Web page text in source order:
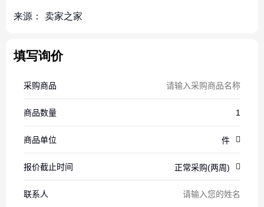
来源： 卖家之家
填写询价